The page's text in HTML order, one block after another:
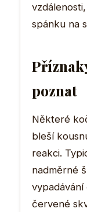
spánku na
poznat
Některé
bleší
reakci.
nadměrné
červené